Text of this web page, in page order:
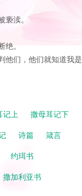
亵渎。
。
他们，他们就知道我是
记上
撒母耳记下
诗篇
箴言
约珥书
撒加利亚书